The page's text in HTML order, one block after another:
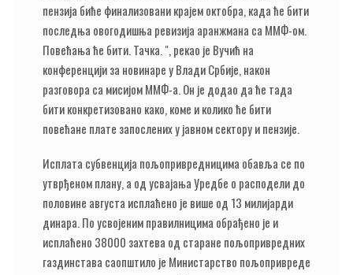
пензија биће финализовани крајем октобра, када ће бити
последња овогодишња ревизија аранжмана са ММФ-ом.
Повећања ће бити. Тачка. ", рекао је Вучић на
конференцији за новинаре у Влади Србије, након
разговора са мисијом ММФ-а. Он је додао да ће тада
бити конкретизовано како, коме и колико ће бити
повећане плате запослених у јавном сектору и пензије.
Исплата субвенција пољопривредницима обавља се по
утврђеном плану, а од усвајања Уредбе о расподели до
половине августа исплаћено је више од 13 милијарди
динара. По усвојеним правилницима обрађено је и
исплаћено 38000 захтева од старане пољопривредних
газдинстава саопштило је Министарство пољопривреде